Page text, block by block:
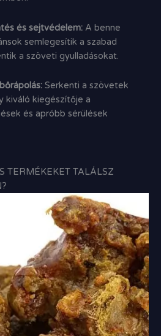
és sejtvédelem:A benne
semlegesítik a szabad
a szöveti gyulladásokat.
Serkenti a szövetek
kiváló kiegészítője a
és apróbb sérülések
TERMÉKEKET TALÁLSZ